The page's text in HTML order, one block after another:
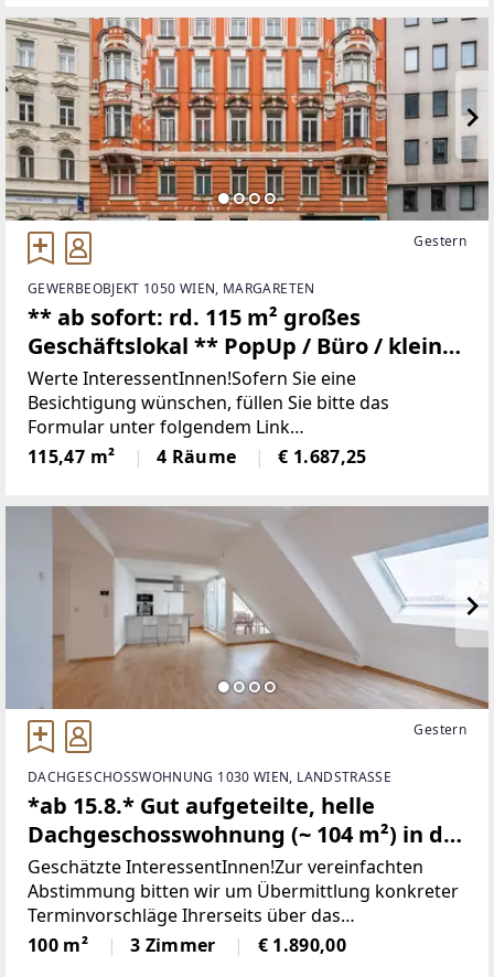
Gestern
GEWERBEOBJEKT 1050 WIEN, MARGARETEN
** ab sofort: rd. 115 m² großes
Geschäftslokal ** PopUp / Büro / kleines
Café etc. KEINE Gastro * VIDEO
BESICHTIGUNG * Frequenzlage
Schönbrunner Straße **
Werte InteressentInnen!Sofern Sie eine
Besichtigung wünschen, füllen Sie bitte das
Formular unter folgendem Link
aus:www.sulek.immobilien/besichtigung
[http://www.sulek.immobilien/besichtigung] (bitte
115,47 m² 4 Räume € 1.687,25
Gestern
DACHGESCHOSSWOHNUNG 1030 WIEN, LANDSTRASSE
*ab 15.8.* Gut aufgeteilte, helle
Dachgeschosswohnung (~ 104 m²) in der
Gerlgasse mit vielen Extras!
Geschätzte InteressentInnen!Zur vereinfachten
Abstimmung bitten wir um Übermittlung konkreter
Terminvorschläge Ihrerseits über das
Kontaktformular oder um telefonische
Kontaktaufnahme!Herzlichen
100 m² 3 Zimmer € 1.890,00